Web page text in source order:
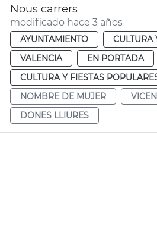
Nous carrers
modificado hace 3 años
AYUNTAMIENTO CULTURA
VALENCIA
EN PORTADA
CULTURA Y FIESTAS
NOMBRE DE MUJER
DONES LLIURES